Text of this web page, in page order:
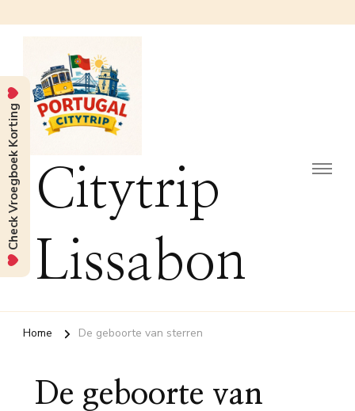
Citytrip
Lissabon
Home De geboorte van sterren
De geboorte van
Check Vroegboek Korting